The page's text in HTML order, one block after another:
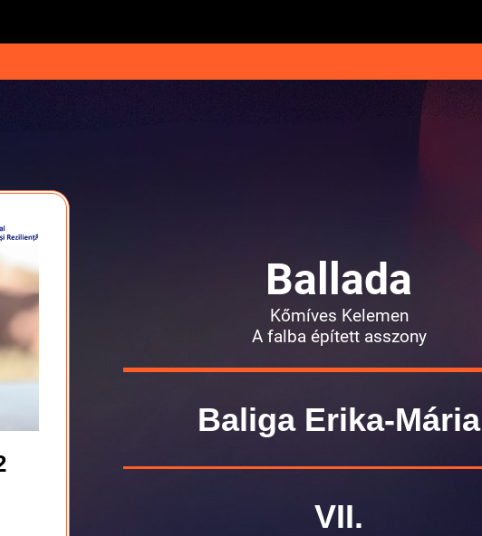
Ballada
Kőmíves Kelemen
A falba épített asszony
Baliga Erika-Mária
VII.